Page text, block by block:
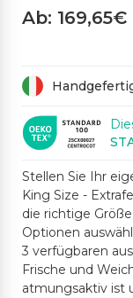
Ab: 169,65€
Stellen Sie Ihr
King Size -
die richtige
Optionen
3 verfügbaren
Frische und
atmungsaktiv ist